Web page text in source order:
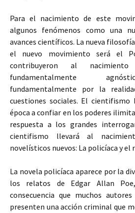
Para el nacimiento de este
algunos fenómenos como una
avances científicos. La nueva
el nuevo movimiento será el
contribuyeron al
fundamentalmente
fundamentalmente por la
cuestiones sociales. El
época a confiar en los poderes
respuesta a los grandes
cientifismo llevará al
novelísticos nuevos: La policíaca y
La novela policíaca aparece por la
los relatos de Edgar Allan
consecuencia que muchos
presenten una acción criminal que